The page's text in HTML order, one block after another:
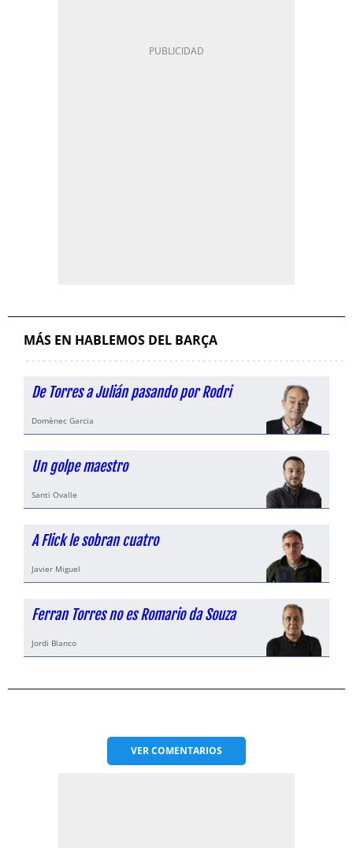
MÁS EN HABLEMOS DEL BARÇA
De Torres a Julián pasando por Rodri
Domènec Garcia
Un golpe maestro
Santi Ovalle
A Flick le sobran cuatro
Javier Miguel
Ferran Torres no es Romario da Souza
Jordi Blanco
VERCOMENTARIOS